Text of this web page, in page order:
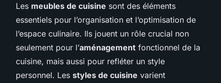
Les meubles de cuisine sont des éléments
essentiels pour l’organisation et l’optimisation de
l’espace culinaire. Ils jouent un rôle crucial non
seulement pour l’aménagement fonctionnel de la
cuisine, mais aussi pour refléter un style
personnel. Les styles de cuisine varient